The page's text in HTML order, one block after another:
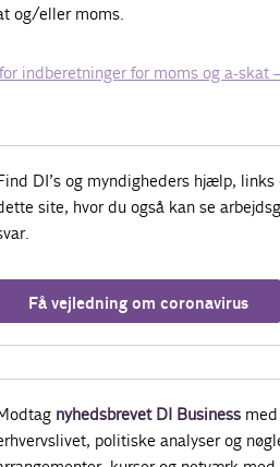
og/eller moms.
indberetninger for moms og a-skat
DI’s og myndigheders hjælp,
site, hvor du også kan se
Få vejledning om coronavirus
nyhedsbrevet DI Businessmed
politiske analyser og